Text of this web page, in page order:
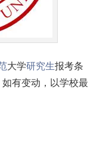
大学研究生报考条
有变动，以学校最